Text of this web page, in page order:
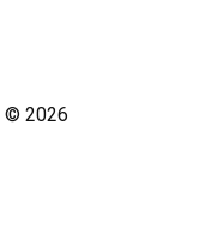
© 2026